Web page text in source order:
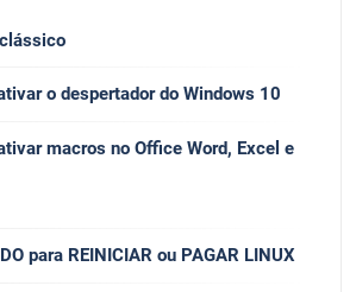
o despertador do Windows 10
macros no Office Word, Excel e
para REINICIAR ou PAGAR LINUX